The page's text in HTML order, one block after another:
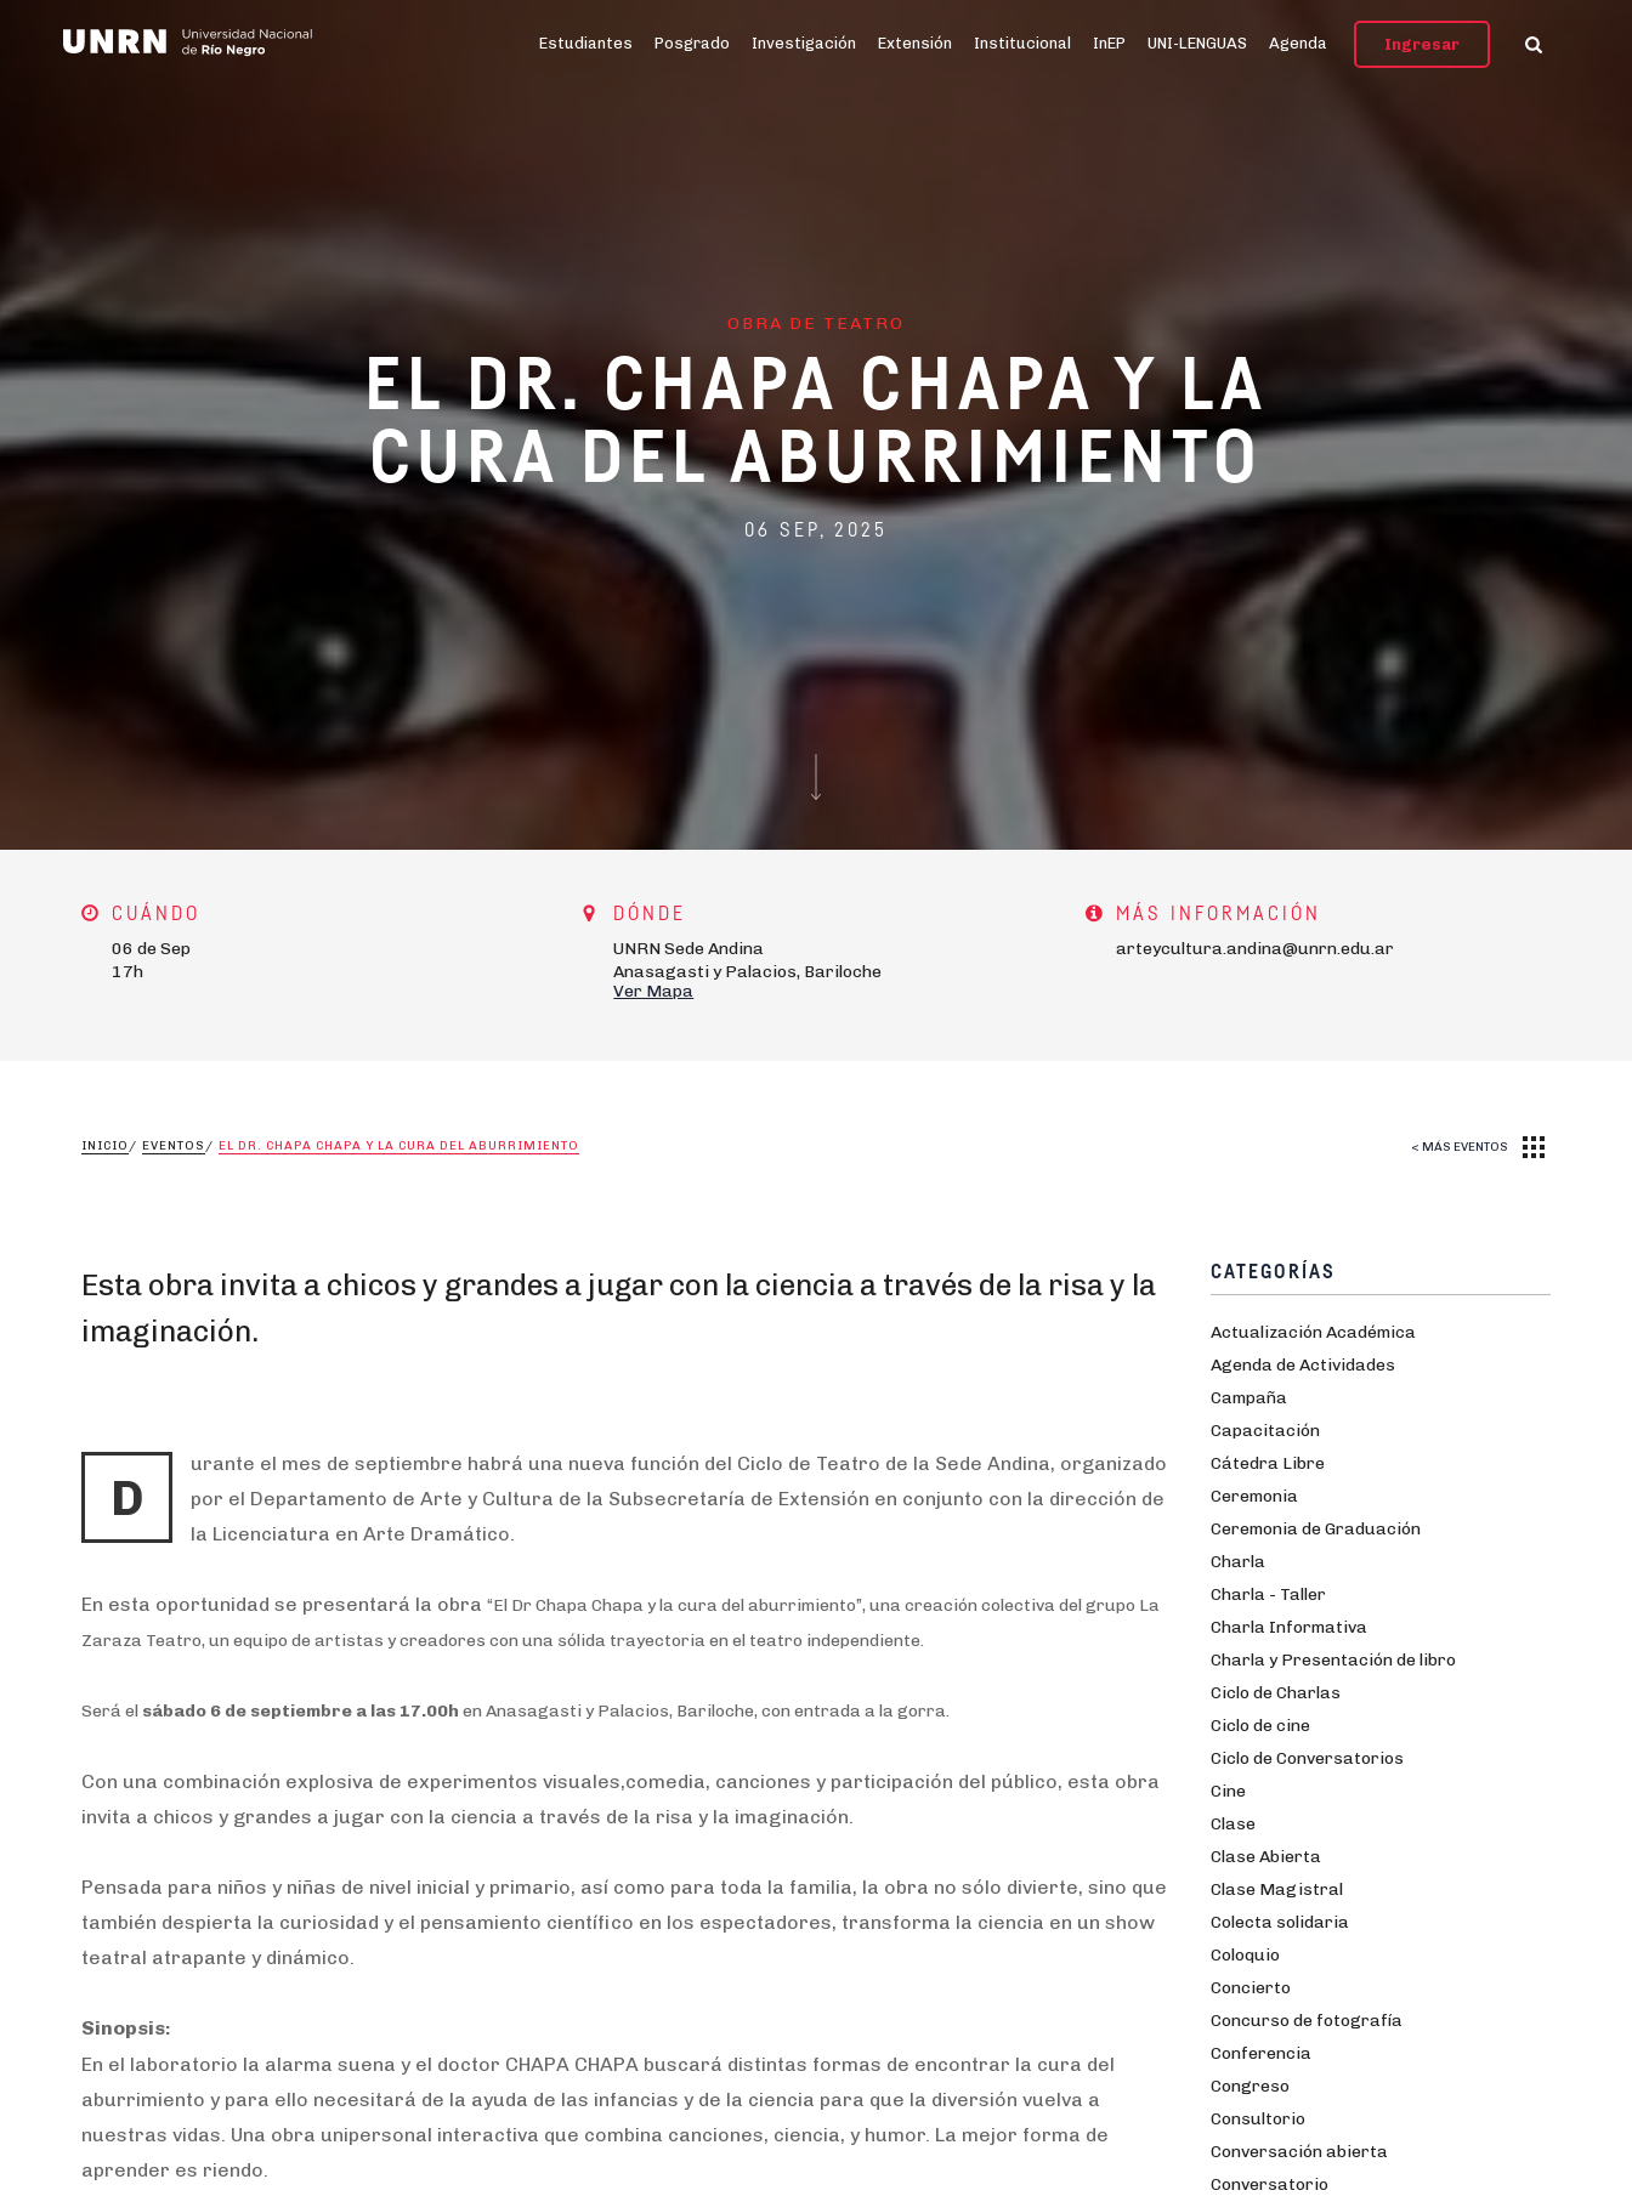
Estudiantes Posgrado Investigación Extensión Institucional InEP UNI-LENGUAS Agenda Ingresar
OBRA DE TEATRO
EL DR. CHAPA CHAPA Y LA
CURA DEL ABURRIMIENTO
06 SEP, 2025
CUÁNDO
06 de Sep
17h
DÓNDE
UNRN Sede Andina
Anasagasti y Palacios, Bariloche
Ver Mapa
MÁS INFORMACIÓN
arteycultura.andina@unrn.edu.ar
INICIO / EVENTOS / EL DR. CHAPA CHAPA Y LA CURA DEL ABURRIMIENTO < MÁS EVENTOS
Esta obra invita a chicos y grandes a jugar con la ciencia a través de la risa y la
imaginación.
D
urante el mes de septiembre habrá una nueva función del Ciclo de Teatro de la Sede Andina, organizado
por el Departamento de Arte y Cultura de la Subsecretaría de Extensión en conjunto con la dirección de
la Licenciatura en Arte Dramático.
En esta oportunidad se presentará la obra “El Dr Chapa Chapa y la cura del aburrimiento”, una creación colectiva del grupo La
Zaraza Teatro, un equipo de artistas y creadores con una sólida trayectoria en el teatro independiente.
Será el sábado 6 de septiembre a las 17.00h en Anasagasti y Palacios, Bariloche, con entrada a la gorra.
Con una combinación explosiva de experimentos visuales,comedia, canciones y participación del público, esta obra
invita a chicos y grandes a jugar con la ciencia a través de la risa y la imaginación.
Pensada para niños y niñas de nivel inicial y primario, así como para toda la familia, la obra no sólo divierte, sino que
también despierta la curiosidad y el pensamiento científico en los espectadores, transforma la ciencia en un show
teatral atrapante y dinámico.
Sinopsis:
En el laboratorio la alarma suena y el doctor CHAPA CHAPA buscará distintas formas de encontrar la cura del
aburrimiento y para ello necesitará de la ayuda de las infancias y de la ciencia para que la diversión vuelva a
nuestras vidas. Una obra unipersonal interactiva que combina canciones, ciencia, y humor. La mejor forma de
aprender es riendo.
CATEGORÍAS
Actualización Académica
Agenda de Actividades
Campaña
Capacitación
Cátedra Libre
Ceremonia
Ceremonia de Graduación
Charla
Charla - Taller
Charla Informativa
Charla y Presentación de libro
Ciclo de Charlas
Ciclo de cine
Ciclo de Conversatorios
Cine
Clase
Clase Abierta
Clase Magistral
Colecta solidaria
Coloquio
Concierto
Concurso de fotografía
Conferencia
Congreso
Consultorio
Conversación abierta
Conversatorio